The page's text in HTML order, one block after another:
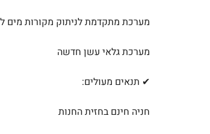
מערכת מתקדמת לניתוק מקורות מים
מערכת גלאי עשן חדשה
✔ תנאים מעולים:
חניה חינם בחזית החנות